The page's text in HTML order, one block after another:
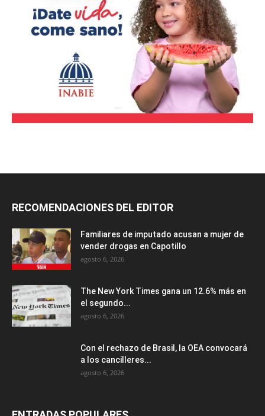
RECOMENDACIONES DEL EDITOR
Familiares de imputado acusan a mujer de
vender drogas en Capotillo
agosto 6, 2026
The New York Times gana un 12.6% más en
el segundo...
agosto 6, 2026
Con el rechazo de Brasil, la OEA convocará
a los cancilleres...
agosto 6, 2026